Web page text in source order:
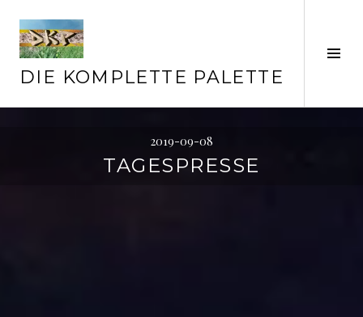
zum
Inhalt
DIE KOMPLETTE PALETTE
2019-09-08
TAGESPRESSE